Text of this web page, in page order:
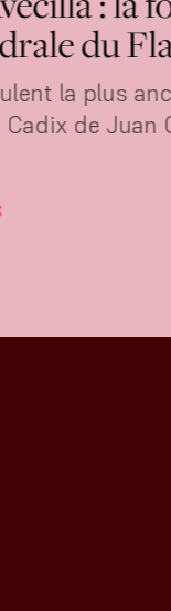
du
la plus
de Juan